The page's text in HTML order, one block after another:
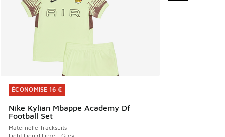
ÉCONOMISE 16 €
Nike Kylian Mbappe Academy Df
Football Set
Maternelle Tracksuits
ÉCONOMISE 16 €